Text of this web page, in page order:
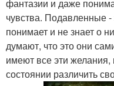
фантазии и даже
чувства. Подавленные -
понимает и не знает о
думают, что это они
имеют все эти
состоянии различить